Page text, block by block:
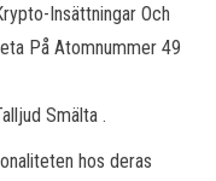
Insättningar Och
På Atomnummer 49
Smälta .
hos deras